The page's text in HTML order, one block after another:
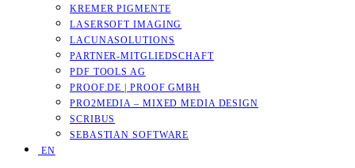
KREMER PIGMENTE
LASERSOFT IMAGING
LACUNASOLUTIONS
PARTNER-MITGLIEDSCHAFT
PDF TOOLS AG
PROOF.DE | PROOF GMBH
PRO2MEDIA – MIXED MEDIA DESIGN
SCRIBUS
SEBASTIAN SOFTWARE
EN